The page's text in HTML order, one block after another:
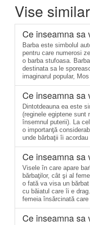
Vise
Ce inseamna sa
Barba este simbolul
pentru care numerosi
o barba stufoasa.
destinata sa le
imaginarul popular,
Ce inseamna sa
Dintotdeauna ea este
(reginele egiptene sunt
însemnul puterii). La
o importanţă
unde bărbaţii îi
Ce inseamna sa
Visele în care apare
bărbaţilor, cât şi al
o fată va visa un
cu băiatul care îi e
femeia însărcinată
Ce inseamna sa